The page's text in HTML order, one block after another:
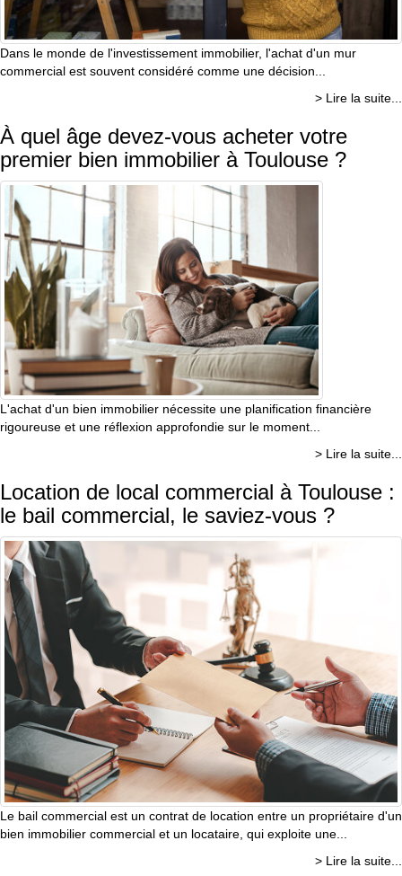
Dans le monde de l'investissement immobilier, l'achat d'un mur
commercial est souvent considéré comme une décision...
> Lire la suite...
À quel âge devez-vous acheter votre
premier bien immobilier à Toulouse ?
L'achat d'un bien immobilier nécessite une planification financière
rigoureuse et une réflexion approfondie sur le moment...
> Lire la suite...
Location de local commercial à Toulouse :
le bail commercial, le saviez-vous ?
Le bail commercial est un contrat de location entre un propriétaire d'un
bien immobilier commercial et un locataire, qui exploite une...
> Lire la suite...